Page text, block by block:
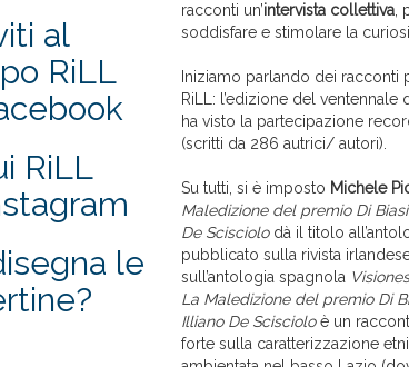
racconti un’intervista collettiva,
soddisfare e stimolare la
Iniziamo parlando dei racconti
RiLL: l’edizione del
ha visto la partecipazione
(scritti da 286 autrici/ autori).
Su tutti, si è imposto Michele
Maledizione del premio Di
De Scisciolodà il titolo
pubblicato sulla rivista
sull’antologia spagnola Visiones
La Maledizione del premio Di
Illiano De Sciscioloè un
forte sulla caratterizzazione
al
RiLL
RiLL
le